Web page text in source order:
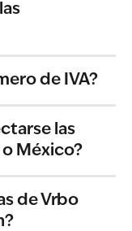
de IVA?
las
México?
de Vrbo